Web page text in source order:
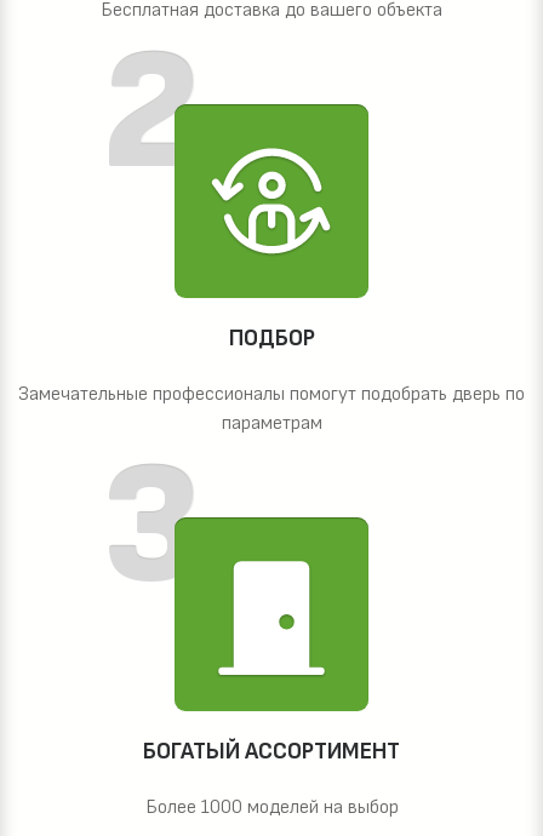
Бесплатная доставка до вашего объекта
ПОДБОР
Замечательные профессионалы помогут подобрать дверь по
параметрам
БОГАТЫЙ АССОРТИМЕНТ
Более 1000 моделей на выбор